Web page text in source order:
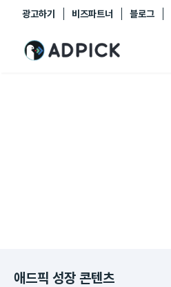
광고하기 비즈파트너 블로그
애드픽 성장 콘텐츠